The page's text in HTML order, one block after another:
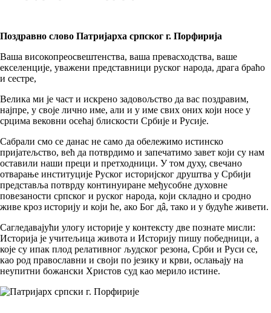
Поздравно слово Патријарха српског г. Порфирија
Ваша високопреосвештенства, ваша превасходства, ваше
екселенције, уважени представници руског народа, драга браћо
и сестре,
Велика ми је част и искрено задовољство да вас поздравим,
најпре, у своје лично име, али и у име свих оних који носе у
срцима вековни осећај блискости Србије и Русије.
Сабрали смо се данас не само да обележимо истинско
пријатељство, већ да потврдимо и запечатимо завет који су нам
оставили наши преци и претходници. У том духу, свечано
отварање институције Руског историјског друштва у Србији
представља потврду континуиране међусобне духовне
повезаности српског и руског народа, који складно и сродно
живе кроз историју и који ће, ако Бог дâ, тако и у будуће живети.
Сагледавајући улогу историје у контексту две познате мисли:
Историја је учитељица живота и Историју пишу победници, а
које су ипак плод релативног људског резона, Срби и Руси се,
као род православни и своји по језику и крви, ослањају на
неупитни божански Христов суд као мерило истине.